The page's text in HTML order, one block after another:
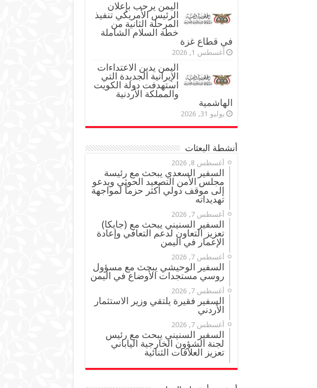
اليمن يرحب بإعلان
الرئيس الأمريكي تنفيذ
المرحلة الثانية من
خطة السلام الشاملة
في قطاع غزة
أغسطس 1, 2026
اليمن يدين الاعتداءات
الإيرانية الجديدة التي
استهدفت دولة الكويت
والمملكة الأردنية
الهاشمية
يوليو 31, 2026
أنشطة البعثات
أغسطس 8, 2026
السفير السعدي يبحث مع رئيسة
مجلس الأمن التصعيد الحوثي ويدعو
إلى موقف دولي أكثر حزماً لمواجهة
تهديداته
أغسطس 7, 2026
السفير السنيني يبحث مع (جايكا)
تعزيز التعاون لدعم التعافي وإعادة
الإعمار في اليمن
أغسطس 7, 2026
السفير الوحيشي يبحث مع مسؤول
روسي مستجدات الأوضاع في اليمن
أغسطس 7, 2026
السفير فقيرة يلتقي وزير الاستثمار
الأردني
أغسطس 7, 2026
السفير السنيني يبحث مع رئيس
لجنة الشؤون الخارجية الياباني
تعزيز العلاقات الثنائية